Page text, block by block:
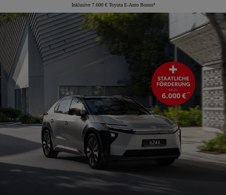
Inklusive 7.600 € Toyota E-Auto Bonus⁸